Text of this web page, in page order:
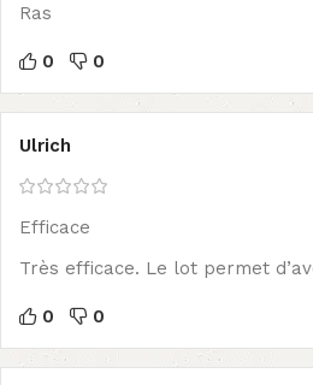
Ras
0 0
Ulrich
Efficace
Très efficace. Le lot permet
0 0